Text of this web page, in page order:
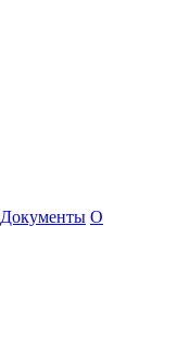
Документы О